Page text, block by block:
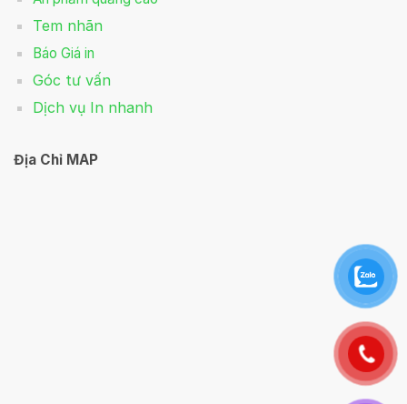
Tem nhãn
Báo Giá in
Góc tư vấn
Dịch vụ In nhanh
Địa Chỉ MAP